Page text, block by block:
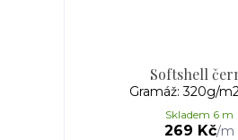
Softshell
Gramáž: 320g/
269 Kč/m
Skladem 6 m